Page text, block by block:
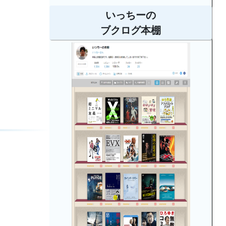
いっちーの
ブクログ本棚